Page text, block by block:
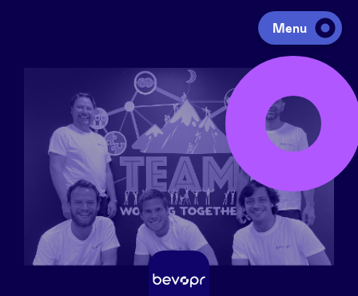
Menu
Investeren
Fondsen ophalen
Portfolio
Agenda